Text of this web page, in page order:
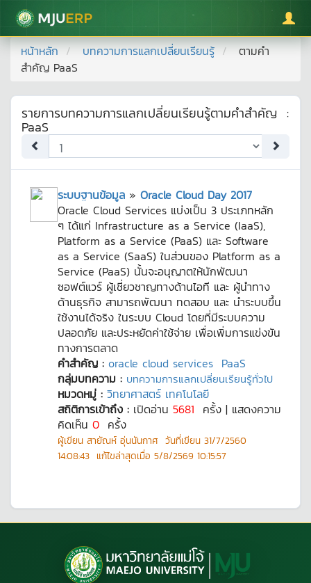
มหาวิทยาลัยแม่โจ้
หน้าหลัก บทความการแลกเปลี่ยนเรียนรู้
ตามคำ
สำคัญ PaaS
รายการบทความการแลกเปลี่ยนเรียนรู้ตามคำสำคัญ :
PaaS
ระบบฐานข้อมูล » Oracle Cloud Day 2017
Oracle Cloud Services แบ่งเป็น 3 ประเภทหลัก
ๆ ได้แก่ Infrastructure as a Service (IaaS),
Platform as a Service (PaaS) และ Software
as a Service (SaaS) ในส่วนของ Platform as a
Service (PaaS) นั้นจะอนุญาตให้นักพัฒนา
ซอฟต์แวร์ ผู้เชี่ยวชาญทางด้านไอที และ ผู้นำทาง
ด้านธุรกิจ สามารถพัฒนา ทดสอบ และ นำระบบขึ้น
ใช้งานได้จริง ในระบบ Cloud โดยที่มีระบบความ
ปลอดภัย และประหยัดค่าใช้จ่าย เพื่อเพิ่มการแข่งขัน
ทางการตลาด
คำสำคัญ : oracle cloud services PaaS
กลุ่มบทความ : บทความการแลกเปลี่ยนเรียนรู้ทั่วไป
หมวดหมู่ : วิทยาศาสตร์ เทคโนโลยี
สถิติการเข้าถึง : เปิดอ่าน 5681 ครั้ง | แสดงความ
คิดเห็น 0 ครั้ง
ผู้เขียน สายัณห์ อุ่นนันกาศ วันที่เขียน 31/7/2560
14:08:43 แก้ไขล่าสุดเมื่อ 5/8/2569 10:15:57